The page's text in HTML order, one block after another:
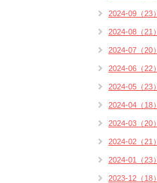
2024-09（23）
2024-08（21）
2024-07（20）
2024-06（22）
2024-05（23）
2024-04（18）
2024-03（20）
2024-02（21）
2024-01（23）
2023-12（18）